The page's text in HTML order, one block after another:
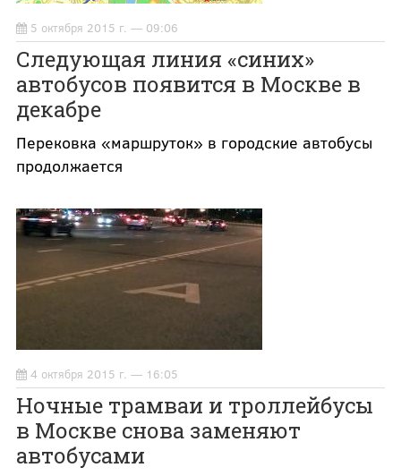
5 октября 2015 г. — 09:06
Следующая линия «синих»
автобусов появится в Москве в
декабре
Перековка «маршруток» в городские автобусы
продолжается
4 октября 2015 г. — 16:05
Ночные трамваи и троллейбусы
в Москве снова заменяют
автобусами